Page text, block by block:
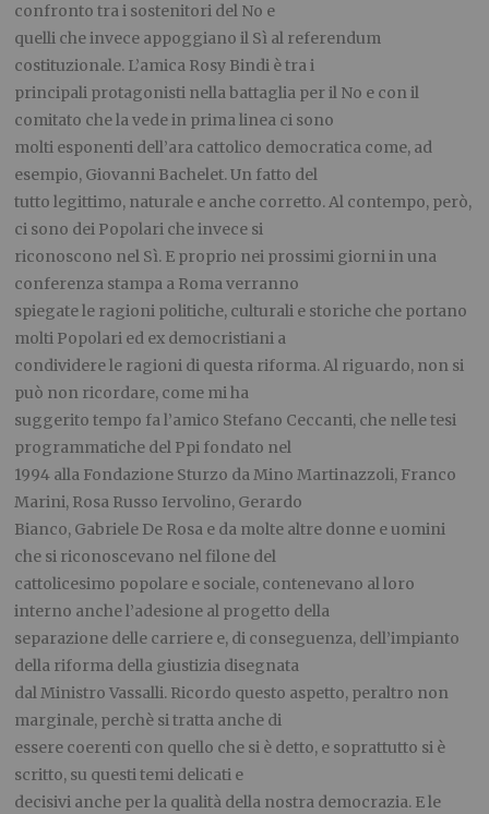
confronto tra i sostenitori del No e
quelli che invece appoggiano il Sì al referendum
costituzionale. L’amica Rosy Bindi è tra i
principali protagonisti nella battaglia per il No e con il
comitato che la vede in prima linea ci sono
molti esponenti dell’ara cattolico democratica come, ad
esempio, Giovanni Bachelet. Un fatto del
tutto legittimo, naturale e anche corretto. Al contempo, però,
ci sono dei Popolari che invece si
riconoscono nel Sì. E proprio nei prossimi giorni in una
conferenza stampa a Roma verranno
spiegate le ragioni politiche, culturali e storiche che portano
molti Popolari ed ex democristiani a
condividere le ragioni di questa riforma. Al riguardo, non si
può non ricordare, come mi ha
suggerito tempo fa l’amico Stefano Ceccanti, che nelle tesi
programmatiche del Ppi fondato nel
1994 alla Fondazione Sturzo da Mino Martinazzoli, Franco
Marini, Rosa Russo Iervolino, Gerardo
Bianco, Gabriele De Rosa e da molte altre donne e uomini
che si riconoscevano nel filone del
cattolicesimo popolare e sociale, contenevano al loro
interno anche l’adesione al progetto della
separazione delle carriere e, di conseguenza, dell’impianto
della riforma della giustizia disegnata
dal Ministro Vassalli. Ricordo questo aspetto, peraltro non
marginale, perchè si tratta anche di
essere coerenti con quello che si è detto, e soprattutto si è
scritto, su questi temi delicati e
decisivi anche per la qualità della nostra democrazia. E le